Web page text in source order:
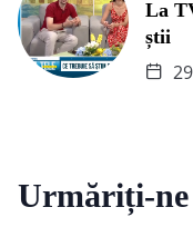
La
știi
Urmăriți-ne